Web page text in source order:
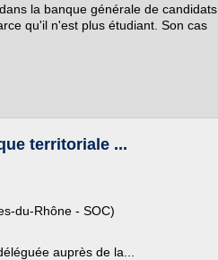
la banque générale de candidats
qu'il n'est plus étudiant. Son cas
territoriale ...
du-Rhône - SOC)
auprès de la...